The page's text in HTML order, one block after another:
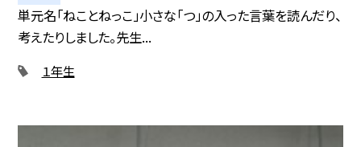
単元名「ねことねっこ」小さな「つ」の入った言葉を読んだり、
考えたりしました。先生...
１年生